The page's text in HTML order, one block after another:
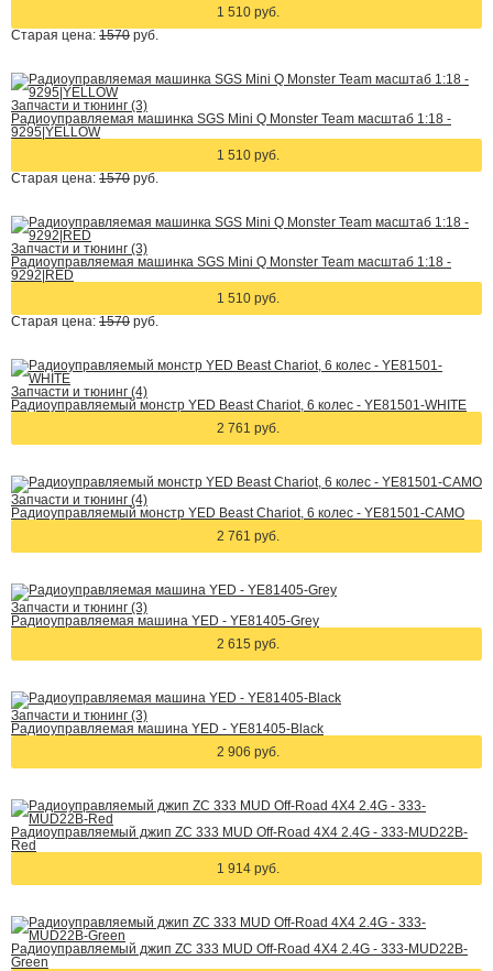
1 510 руб.
Старая цена: 1570 руб.
Запчасти и тюнинг (3)
Радиоуправляемая машинка SGS Mini Q Monster Team масштаб 1:18 -
9295|YELLOW
1 510 руб.
Старая цена: 1570 руб.
Запчасти и тюнинг (3)
Радиоуправляемая машинка SGS Mini Q Monster Team масштаб 1:18 -
9292|RED
1 510 руб.
Старая цена: 1570 руб.
Запчасти и тюнинг (4)
Радиоуправляемый монстр YED Beast Chariot, 6 колес - YE81501-WHITE
2 761 руб.
Запчасти и тюнинг (4)
Радиоуправляемый монстр YED Beast Chariot, 6 колес - YE81501-CAMO
2 761 руб.
Запчасти и тюнинг (3)
Радиоуправляемая машина YED - YE81405-Grey
2 615 руб.
Запчасти и тюнинг (3)
Радиоуправляемая машина YED - YE81405-Black
2 906 руб.
Радиоуправляемый джип ZC 333 MUD Off-Road 4X4 2.4G - 333-MUD22B-
Red
1 914 руб.
Радиоуправляемый джип ZC 333 MUD Off-Road 4X4 2.4G - 333-MUD22B-
Green